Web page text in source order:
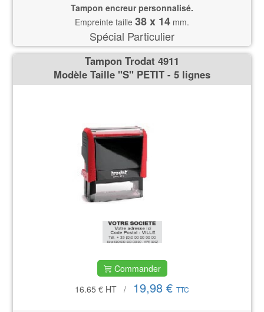
Tampon encreur personnalisé.
Empreinte taille 38 x 14 mm.
Spécial Particulier
Tampon Trodat 4911
Modèle Taille ''S'' PETIT - 5 lignes
Commander
16.65 € HT / 19,98 € TTC